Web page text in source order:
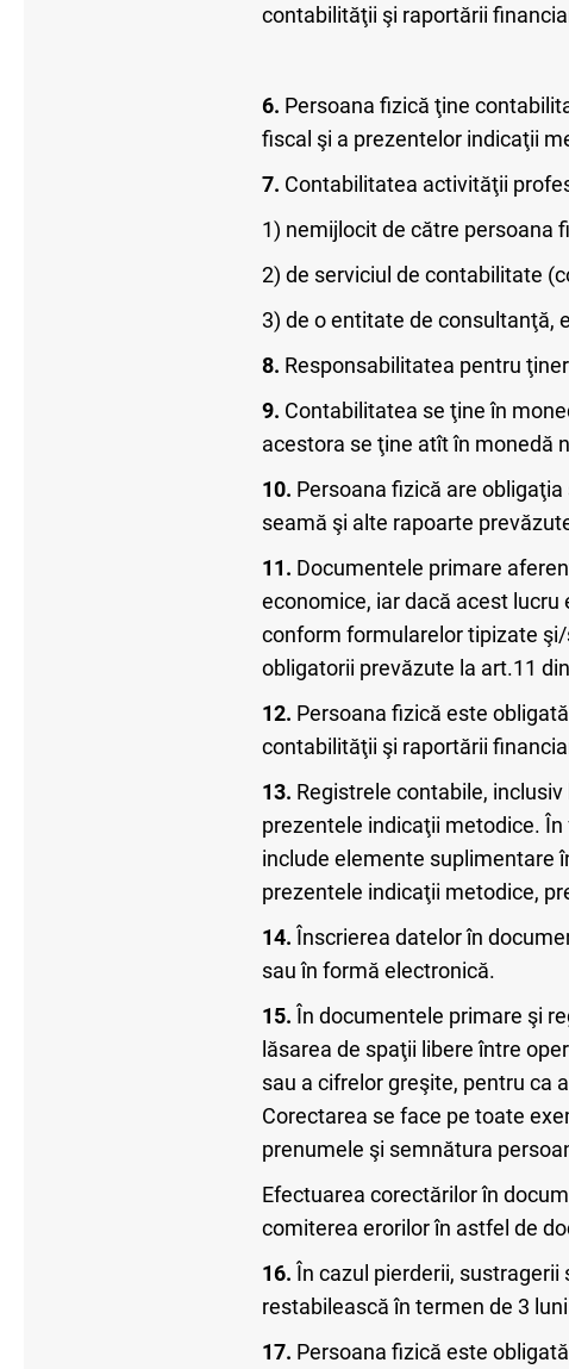
contabilităţii şi raportării
6. Persoana fizică ţine
fiscal şi a prezentelor indicaţii
7. Contabilitatea activităţii
1) nemijlocit de către persoana
2) de serviciul de contabilitate
3) de o entitate de consultanţă,
8. Responsabilitatea pentru
9. Contabilitatea se ţine în
acestora se ţine atît în monedă
10. Persoana fizică are
seamă şi alte rapoarte
11. Documentele primare
economice, iar dacă acest
conform formularelor tipizate
obligatorii prevăzute la art.11
12. Persoana fizică este
contabilităţii şi raportării
13. Registrele contabile,
prezentele indicaţii metodice.
include elemente suplimentare
prezentele indicaţii metodice,
14. Înscrierea datelor în
sau în formă electronică.
15. În documentele primare şi
lăsarea de spaţii libere între
sau a cifrelor greşite, pentru ca
Corectarea se face pe toate
prenumele şi semnătura
Efectuarea corectărilor în
comiterea erorilor în astfel de
16. În cazul pierderii,
restabilească în termen de 3
17. Persoana fizică este